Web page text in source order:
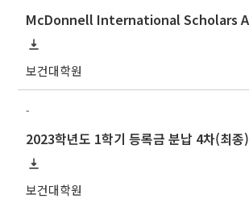
보건대학원
-
보건대학원